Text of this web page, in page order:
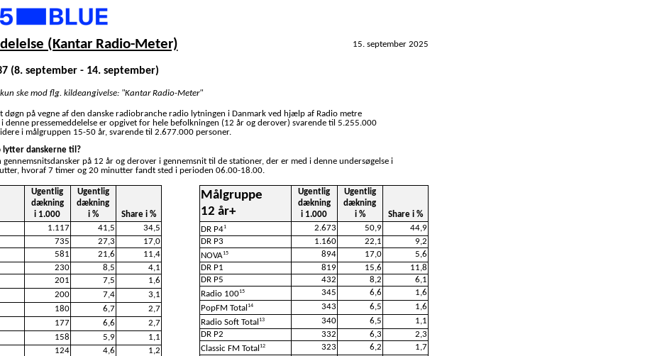
(Kantar Radio-Meter) 15. september 2025
(8. september - 14. september)
ske mod flg. kildeangivelse: "Kantar Radio-Meter"
døgn på vegne af den danske radiobranche radio lytningen i Danmark ved hjælp af Radio metre
i denne pressemeddelelse er opgivet for hele befolkningen (12 år og derover) svarende til 5.255.000
i målgruppen 15-50 år, svarende til 2.677.000 personer.
lytter danskerne til?
gennemsnitsdansker på 12 år og derover i gennemsnit til de stationer, der er med i denne undersøgelse i
hvoraf 7 timer og 20 minutter fandt sted i perioden 06.00-18.00.
Ugentlig
dækning
i 1.000
Ugentlig
dækning
i %
Share i %
1.117 41,5
34,5
735 27,3
17,0
581 21,6
11,4
230 8,5
4,1
201 7,5
1,6
200 7,4
3,1
180 6,7
2,7
177 6,6
2,7
158 5,9
1,1
124 4,6
1,2
Målgruppe
12 år+
Ugentlig
dækning
i 1.000
Ugentlig
dækning
i %
Share i %
DR P41 2.673 50,9
44,9
DR P3
1.160 22,1
9,2
NOVA15 894 17,0
5,6
DR P1
819 15,6
11,8
DR P5
432 8,2
6,1
Radio 10015 345 6,6
1,6
PopFM Total 14 343 6,5
1,6
Radio Soft Total 13 340 6,5
1,1
DR P2
332 6,3
2,3
Classic FM Total 12 323 6,2
1,7